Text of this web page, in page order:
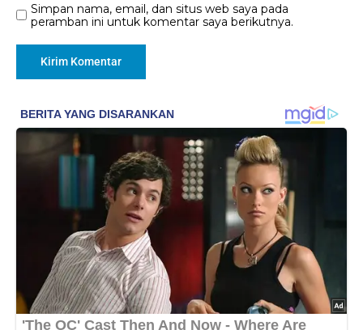
Simpan nama, email, dan situs web saya pada
peramban ini untuk komentar saya berikutnya.